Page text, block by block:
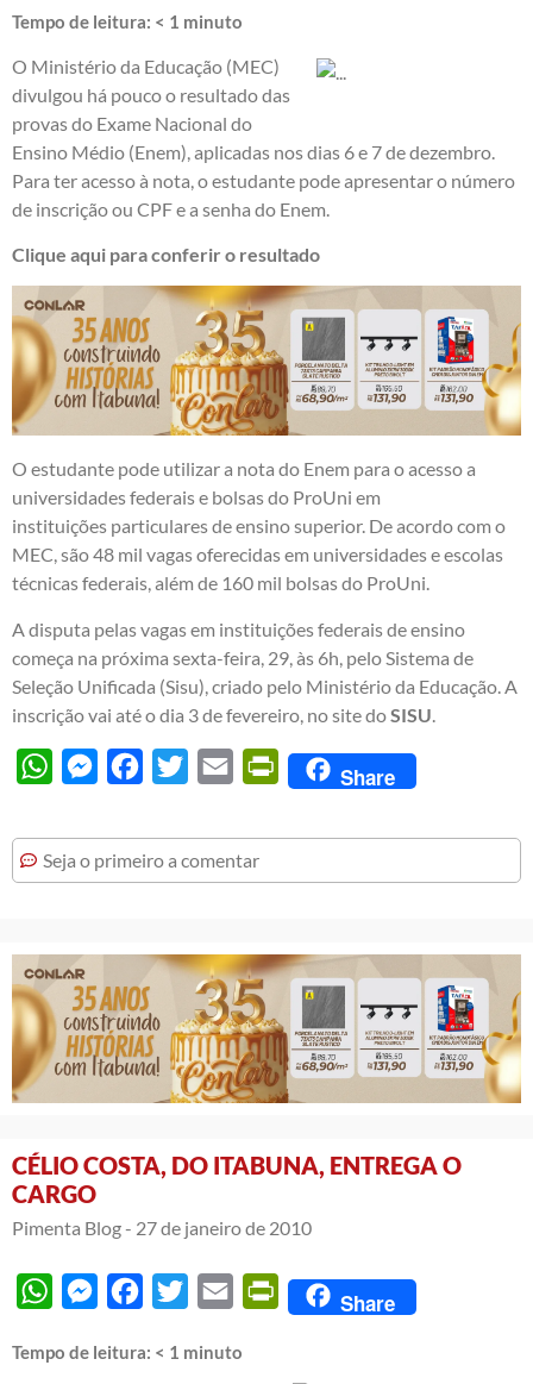
Tempo de leitura: < 1 minuto
O Ministério da Educação (MEC)
divulgou há pouco o resultado das
provas do Exame Nacional do
Ensino Médio (Enem), aplicadas nos dias 6 e 7 de dezembro.
Para ter acesso à nota, o estudante pode apresentar o número
de inscrição ou CPF e a senha do Enem.
Clique aqui para conferir o resultado
O estudante pode utilizar a nota do Enem para o acesso a
universidades federais e bolsas do ProUni em
instituições particulares de ensino superior. De acordo com o
MEC, são 48 mil vagas oferecidas em universidades e escolas
técnicas federais, além de 160 mil bolsas do ProUni.
A disputa pelas vagas em instituições federais de ensino
começa na próxima sexta-feira, 29, às 6h, pelo Sistema de
Seleção Unificada (Sisu), criado pelo Ministério da Educação. A
inscrição vai até o dia 3 de fevereiro, no site doSISU
WhatsAppMessengerFacebook
Twitter Email PrintFriendly
Share
Seja o primeiro a comentar
CÉLIO COSTA, DO ITABUNA, ENTREGA O
CARGO
Pimenta Blog - 27 de janeiro de 2010
WhatsAppMessengerFacebook
Twitter Email PrintFriendly
Share
Tempo de leitura: < 1 minuto